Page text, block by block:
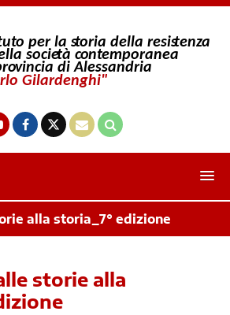
alla storia_7° edizione
storie alla